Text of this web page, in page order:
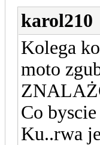
karol210
Kolega
moto
Co
Ku..rwa